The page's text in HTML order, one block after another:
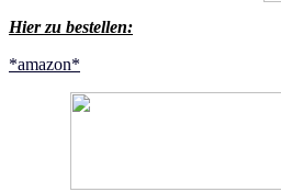
Hier zu bestellen:
*amazon*